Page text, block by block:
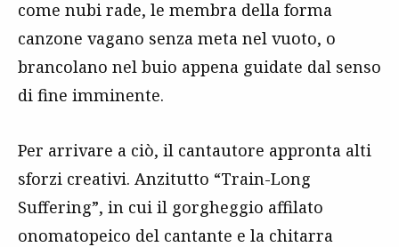
come nubi rade, le membra della forma
canzone vagano senza meta nel vuoto, o
brancolano nel buio appena guidate dal senso
di fine imminente.
Per arrivare a ciò, il cantautore appronta alti
sforzi creativi. Anzitutto “Train-Long
Suffering”, in cui il gorgheggio affilato
onomatopeico del cantante e la chitarra